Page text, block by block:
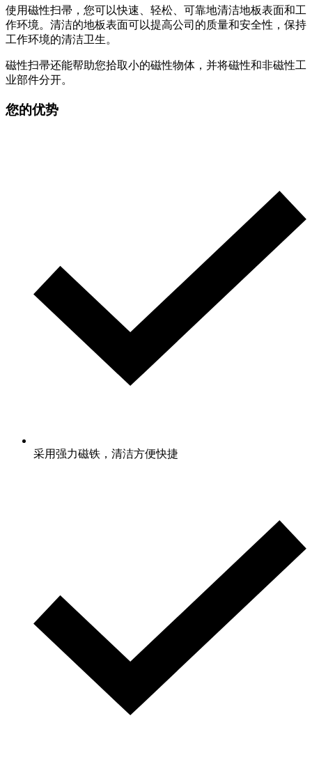
使用磁性扫帚，您可以快速、轻松、可靠地清洁地板表面和工
作环境。清洁的地板表面可以提高公司的质量和安全性，保持
工作环境的清洁卫生。
磁性扫帚还能帮助您拾取小的磁性物体，并将磁性和非磁性工
业部件分开。
您的优势
采用强力磁铁，清洁方便快捷